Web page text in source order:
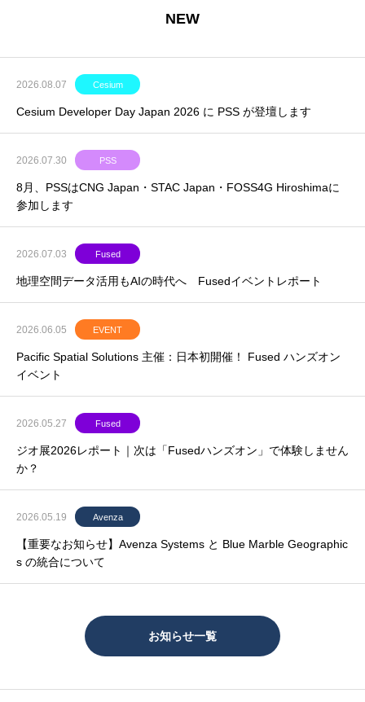
NEW
2026.08.07 Cesium
Cesium Developer Day Japan 2026 に PSS が登壇します
2026.07.30 PSS
8月、PSSはCNG Japan・STAC Japan・FOSS4G Hiroshimaに
参加します
2026.07.03 Fused
地理空間データ活用もAIの時代へ Fusedイベントレポート
2026.06.05 EVENT
Pacific Spatial Solutions 主催：日本初開催！ Fused ハンズオン
イベント
2026.05.27 Fused
ジオ展2026レポート｜次は「Fusedハンズオン」で体験しません
か？
2026.05.19 Avenza
【重要なお知らせ】Avenza Systems と Blue Marble Geographic
s の統合について
お知らせ一覧